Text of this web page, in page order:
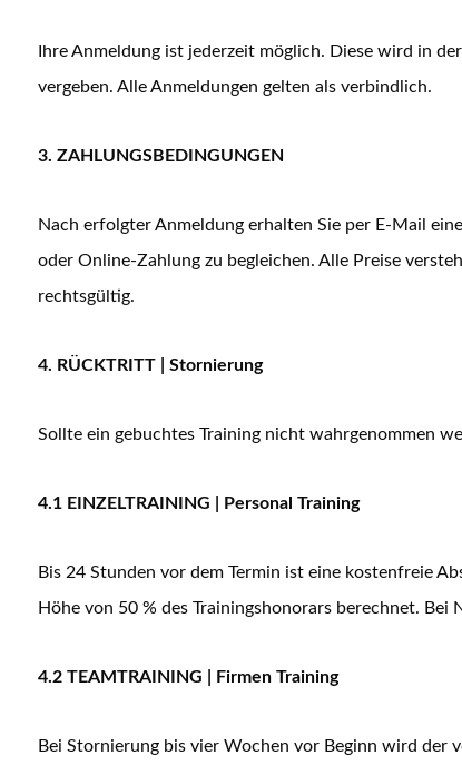
Ihre Anmeldung ist jederzeit möglich. Diese wird in
vergeben. Alle Anmeldungen gelten als verbindlich.
3. ZAHLUNGSBEDINGUNGEN
Nach erfolgter Anmeldung erhalten Sie per E-Mail
oder Online-Zahlung zu begleichen. Alle Preise
rechtsgültig.
4. RÜCKTRITT | Stornierung
Sollte ein gebuchtes Training nicht wahrgenommen
4.1 EINZELTRAINING | Personal Training
Bis 24 Stunden vor dem Termin ist eine kostenfreie
Höhe von 50 % des Trainingshonorars berechnet.
4.2 TEAMTRAINING | Firmen Training
Bei Stornierung bis vier Wochen vor Beginn wird der